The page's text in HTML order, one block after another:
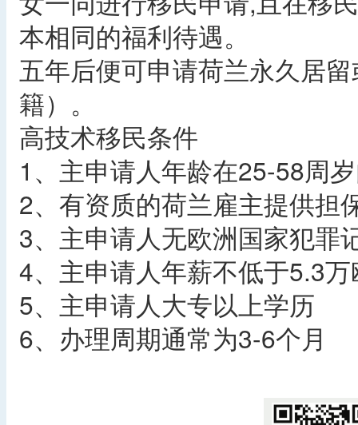
本相同的福利待遇。
五年后便可申请荷兰永久居
籍）。
高技术移民条件
1、主申请人年龄在25-58周
2、有资质的荷兰雇主提供担
3、主申请人无欧洲国家犯罪
4、主申请人年薪不低于5.3
5、主申请人大专以上学历
6、办理周期通常为3-6个月